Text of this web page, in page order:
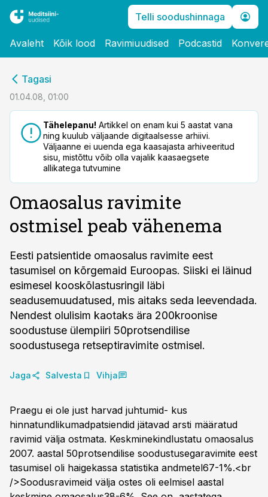
Telli soodushinnaga
Avaleht Kõik lood Ravimiuudised Podcastid
Tagasi
01.04.08, 01:00
Tähelepanu! Artikkel on enam kui 5 aastat vana
ning kuulub väljaande digitaalsesse arhiivi.
Väljaanne ei uuenda ega kaasajasta arhiveeritud
sisu, mistõttu võib olla vajalik kaasaegsete
allikatega tutvumine
Omaosalus ravimite
ostmisel peab vähenema
Eesti patsientide omaosalus ravimite eest
tasumisel on kõrgemaid Euroopas. Siiski ei läinud
esimesel kooskõlastusringil läbi
seadusemuudatused, mis aitaks seda leevendada.
Nendest olulisim kaotaks ära 200kroonise
soodustuse ülempiiri 50protsendilise
soodustusega retseptiravimite ostmisel.
Jaga Salvesta Vihja
Praegu ei ole just harvad juhtumid- kus
hinnatundlikumadpatsiendid jätavad arsti määratud
ravimid välja ostmata. Keskminekindlustatu omaosalus
2007. aastal 50protsendilise soodustusegaravimite eest
tasumisel oli haigekassa statistika andmetel67-1%.<br
/>Soodusravimeid välja ostes oli eelmisel aastal